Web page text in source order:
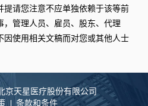
提请您注意不应单独依赖于该等前
，管理人员、雇员、股东、代理
因使用相关文稿而对您或其他人士
京天星医疗股份有限公司
条款和条件